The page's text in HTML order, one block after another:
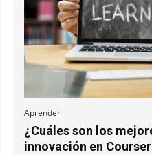
Aprender
¿Cuáles son los
innovación en